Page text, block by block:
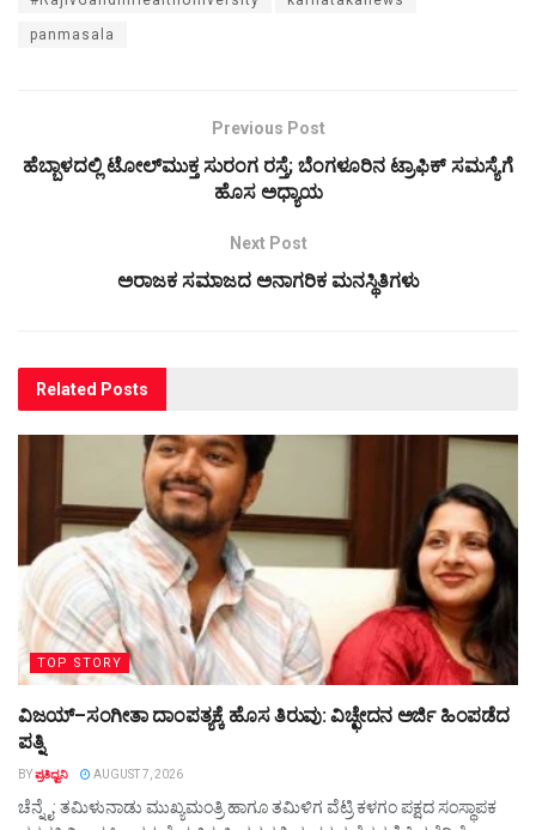
panmasala
Previous Post
ಹೆಬ್ಬಾಳದಲ್ಲಿ ಟೋಲ್‌ಮುಕ್ತ ಸುರಂಗ ರಸ್ತೆ; ಬೆಂಗಳೂರಿನ ಟ್ರಾಫಿಕ್ ಸಮಸ್ಯೆಗೆ
ಹೊಸ ಅಧ್ಯಾಯ
Next Post
ಅರಾಜಕ ಸಮಾಜದ ಅನಾಗರಿಕ ಮನಸ್ಥಿತಿಗಳು
Related Posts
TOP STORY
ವಿಜಯ್–ಸಂಗೀತಾ ದಾಂಪತ್ಯಕ್ಕೆ ಹೊಸ ತಿರುವು: ವಿಚ್ಛೇದನ ಅರ್ಜಿ ಹಿಂಪಡೆದ
ಪತ್ನಿ
BYಪ್ರತಿಧ್ವನಿ AUGUST 7, 2026
ಚೆನ್ನೈ: ತಮಿಳುನಾಡು ಮುಖ್ಯಮಂತ್ರಿ ಹಾಗೂ ತಮಿಳಿಗ ವೆಟ್ರಿ ಕಳಗಂ ಪಕ್ಷದ ಸಂಸ್ಥಾಪಕ